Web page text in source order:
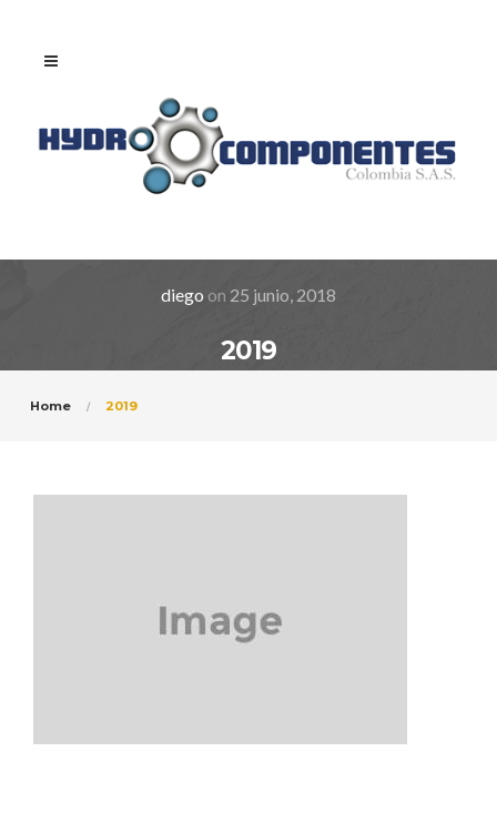
diego on 25 junio, 2018
2019
Home 2019